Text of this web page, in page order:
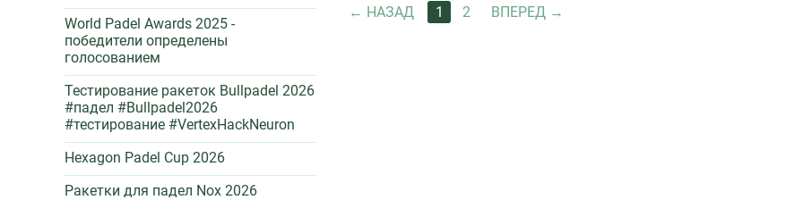
World Padel Awards 2025 -
победители определены
голосованием
Тестирование ракеток Bullpadel 2026
#падел #Bullpadel2026
#тестирование #VertexHackNeuron
Hexagon Padel Cup 2026
Ракетки для падел Nox 2026
НАЗАД 1 2 ВПЕРЕД